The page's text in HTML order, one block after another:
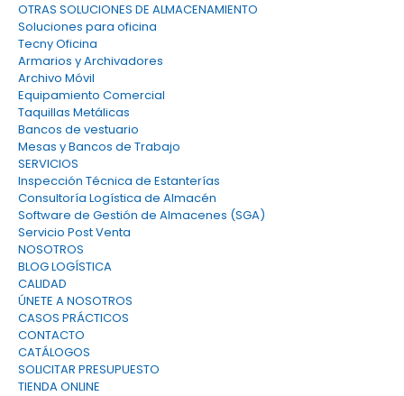
OTRAS SOLUCIONES DE ALMACENAMIENTO
Soluciones para oficina
Tecny Oficina
Armarios y Archivadores
Archivo Móvil
Equipamiento Comercial
Taquillas Metálicas
Bancos de vestuario
Mesas y Bancos de Trabajo
SERVICIOS
Inspección Técnica de Estanterías
Consultoría Logística de Almacén
Software de Gestión de Almacenes (SGA)
Servicio Post Venta
NOSOTROS
BLOG LOGÍSTICA
CALIDAD
ÚNETE A NOSOTROS
CASOS PRÁCTICOS
CONTACTO
CATÁLOGOS
SOLICITAR PRESUPUESTO
TIENDA ONLINE